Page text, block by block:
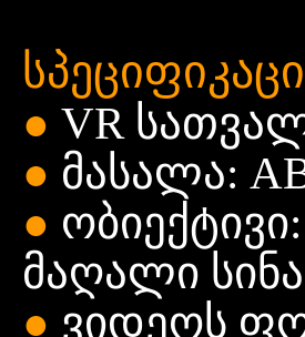
●VR
● მასალა:
●
მაღალი
● ვიდეოს